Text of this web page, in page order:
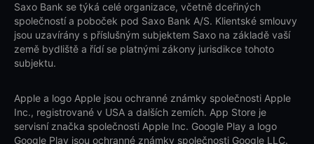
Saxo Bank se týká celé organizace, včetně dceřiných
společností a poboček pod Saxo Bank A/S. Klientské smlouvy
jsou uzavírány s příslušným subjektem Saxo na základě vaší
země bydliště a řídí se platnými zákony jurisdikce tohoto
subjektu.
Apple a logo Apple jsou ochranné známky společnosti Apple
Inc., registrované v USA a dalších zemích. App Store je
servisní značka společnosti Apple Inc. Google Play a logo
Google Play jsou ochranné známky společnosti Google LLC.